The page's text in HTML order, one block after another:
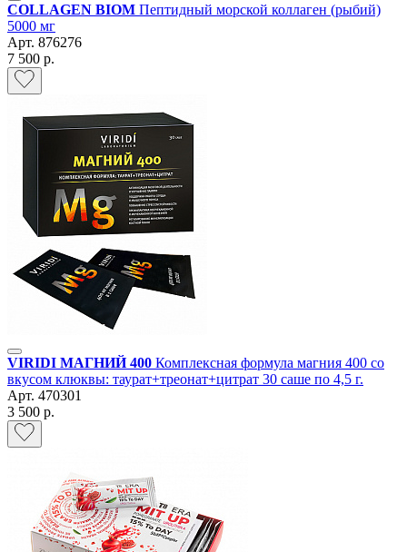
COLLAGEN BIOM Пептидный морской коллаген (рыбий)
5000 мг
Арт. 876276
7 500 р.
VIRIDI МАГНИЙ 400 Комплексная формула магния 400 со
вкусом клюквы: таурат+треонат+цитрат 30 саше по 4,5 г.
Арт. 470301
3 500 р.